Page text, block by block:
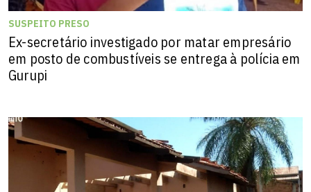
SUSPEITO PRESO
Ex-secretário investigado por matar empresário
em posto de combustíveis se entrega à polícia em
Gurupi